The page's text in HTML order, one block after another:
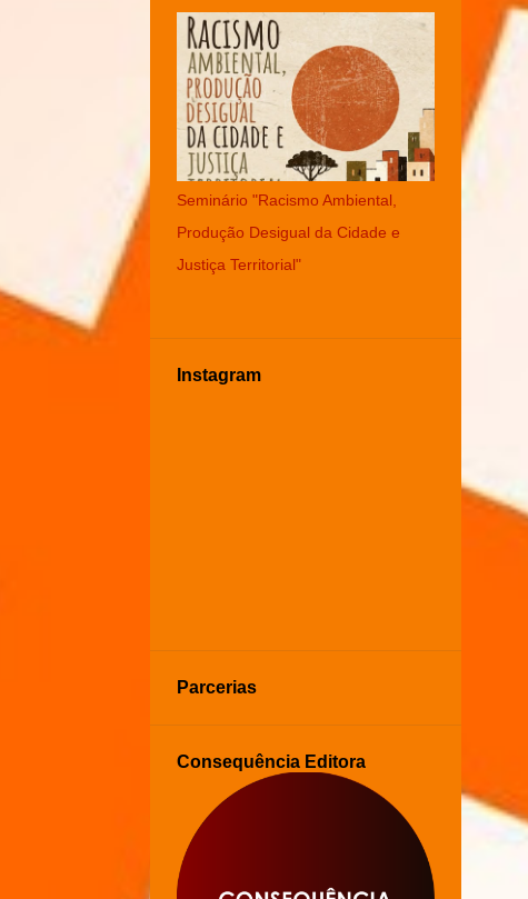
Seminário "Racismo Ambiental,
Produção Desigual da Cidade e
Justiça Territorial"
Instagram
Parcerias
Consequência Editora